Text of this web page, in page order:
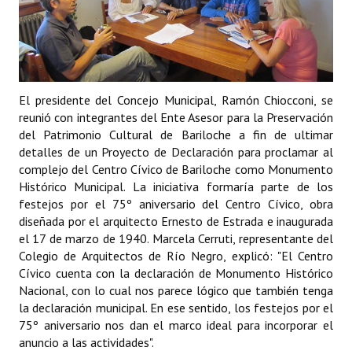
Constitución Provincial
Carta Orgánica 2007
Reglamento Interno
Digesto
Organigrama
DOCUMENTOS
Informes de Gestión
Proyectos Presentados
Dictámenes Asesoría Letrada
Actas de Sesión
Informes de Unidad Coordinadora
El presidente del Concejo Municipal, Ramón Chiocconi, se
reunió con integrantes del Ente Asesor para la Preservación
del Patrimonio Cultural de Bariloche a fin de ultimar
detalles de un Proyecto de Declaración para proclamar al
complejo del Centro Cívico de Bariloche como Monumento
Histórico Municipal. La iniciativa formaría parte de los
festejos por el 75º aniversario del Centro Cívico, obra
diseñada por el arquitecto Ernesto de Estrada e inaugurada
el 17 de marzo de 1940. Marcela Cerruti, representante del
Colegio de Arquitectos de Río Negro, explicó: "El Centro
Cívico cuenta con la declaración de Monumento Histórico
Nacional, con lo cual nos parece lógico que también tenga
la declaración municipal. En ese sentido, los festejos por el
75º aniversario nos dan el marco ideal para incorporar el
anuncio a las actividades".